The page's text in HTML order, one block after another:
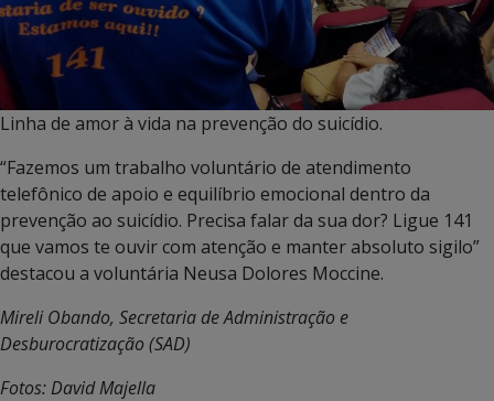
Linha de amor à vida na prevenção do suicídio.
“Fazemos um trabalho voluntário de atendimento
telefônico de apoio e equilíbrio emocional dentro da
prevenção ao suicídio. Precisa falar da sua dor? Ligue 141
que vamos te ouvir com atenção e manter absoluto sigilo”
destacou a voluntária Neusa Dolores Moccine.
Mireli Obando, Secretaria de Administração e
Desburocratização (SAD)
Fotos: David Majella